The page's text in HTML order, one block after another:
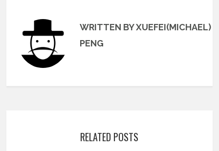
WRITTEN BY XUEFEI(MICHAEL)
PENG
RELATED POSTS